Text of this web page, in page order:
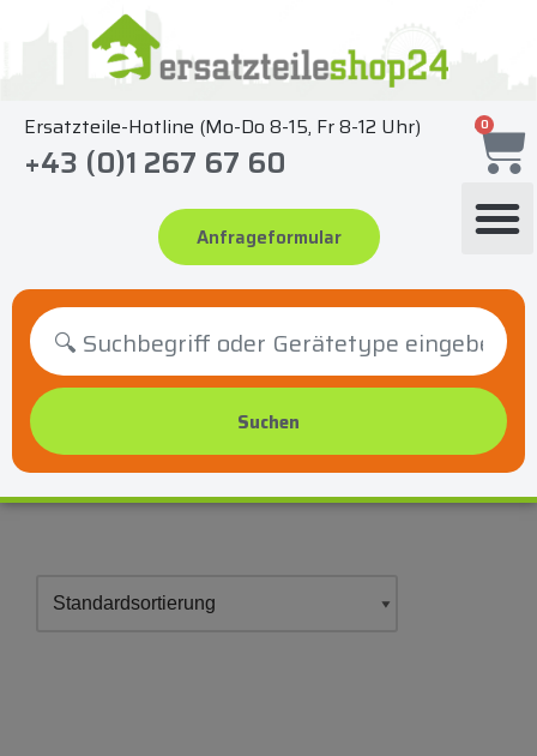
springen
Ersatzteile-Hotline (Mo-Do 8-15, Fr 8-12 Uhr)
+43 (0)1 267 67 60
Anfrageformular
0